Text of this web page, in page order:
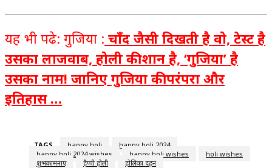
यह भी पढे: गुजिया : चाँद जैसी दिखती है वो, टेस्ट है
उसका लाजवाब, होली की शान है, ‘गुजिया’ है
उसका नाम! जानिए गुजिया की परंपरा और
इतिहास …
TAGS happy holi
happy holi 2024
happy holi 2024 wishes
happy holi wishes
holi wishes
शुभकामनाएं
हैप्पी होली होलिका दहन